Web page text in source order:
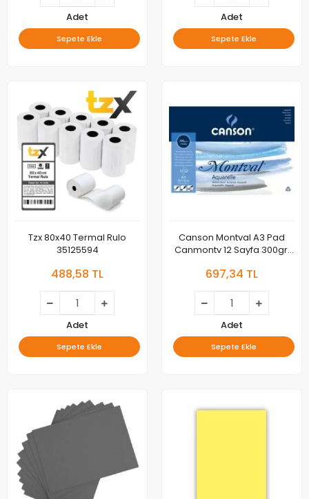
Adet
Sepete Ekle
Adet
Sepete Ekle
Tzx 80x40 Termal Rulo
35125594
488,58 TL
Adet
Sepete Ekle
Canson Montval A3 Pad
Canmontv 12 Sayfa 300gr.
697,34 TL
Adet
Sepete Ekle